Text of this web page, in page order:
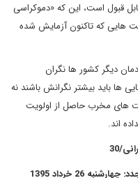
قبول است، این که «دموکراسی
هایی که تاکنون آزمایش شده
دیگر کشور ها نگران
ها باید بیشتر نگرانش باشند نه
های مخرب حاصل از اولویت
اند.
/
30